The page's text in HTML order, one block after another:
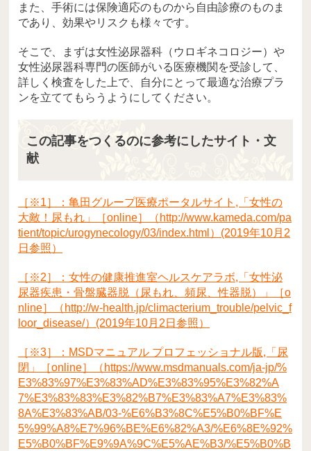
また、手術には保険適応のものから自由診療のものま
であり、効果やリスクも様々です。
そこで、まずは女性泌尿器科（ウロギネコロジー）や
女性泌尿器科専門の医師がいる医療機関を受診して、
詳しく検査をした上で、自分にとって最適な治療プラ
ンを立ててもらうようにしてください。
この記事をつくるのに参考にしたサイト・文
献
［※1］：亀田グループ医療ポータルサイト,「女性の
大敵！尿もれ」［online］（http://www.kameda.com/pa
tient/topic/urogynecology/03/index.html）(2019年10月2
日参照）
［※2］：女性の健康推進室ヘルスケアラボ,「女性泌
尿器疾患・骨盤臓器脱（尿もれ、頻尿、性器脱）」［o
nline］（http://w-health.jp/climacterium_trouble/pelvic_f
loor_disease/）(2019年10月2日参照）
［※3］：MSDマニュアル プロフェッショナル版,「尿
閉」［online］（https://www.msdmanuals.com/ja-jp/%
E3%83%97%E3%83%AD%E3%83%95%E3%82%A
7%E3%83%83%E3%82%B7%E3%83%A7%E3%83%
8A%E3%83%AB/03-%E6%B3%8C%E5%B0%BF%E
5%99%A8%E7%96%BE%E6%82%A3/%E6%8E%92%
E5%B0%BF%E9%9A%9C%E5%AE%B3/%E5%B0%B